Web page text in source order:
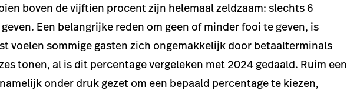
boven de vijftien procent zijn helemaal zeldzaam: slechts 6
Een belangrijke reden om geen of minder fooi te geven, is
voelen sommige gasten zich ongemakkelijk door betaalterminals
tonen, al is dit percentage vergeleken met 2024 gedaald. Ruim een
onder druk gezet om een bepaald percentage te kiezen,